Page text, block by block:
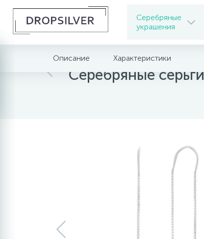
Серебряные
украшения
Главная Серебряные украшения
Серебряные
Описание Характеристики